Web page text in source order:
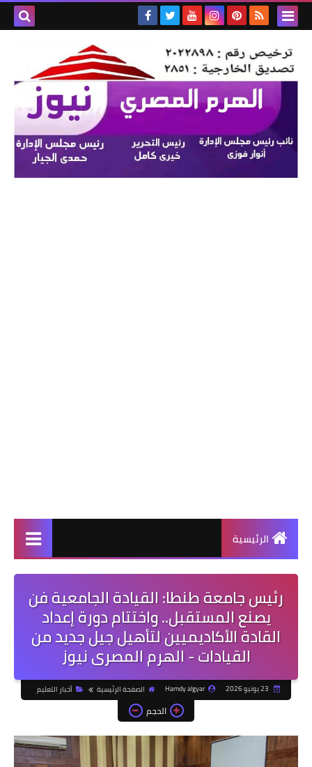
الرئيسية
رئيس جامعة طنطا: القيادة الجامعية فن
يصنع المستقبل.. واختتام دورة إعداد
القادة الأكاديميين لتأهيل جيل جديد من
القيادات - الهرم المصرى نيوز
Hamdy algyar الصفحة الرئيسية أخبار التعليم
الحجم